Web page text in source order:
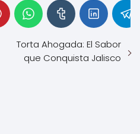
Torta Ahogada: El Sabor
que Conquista Jalisco